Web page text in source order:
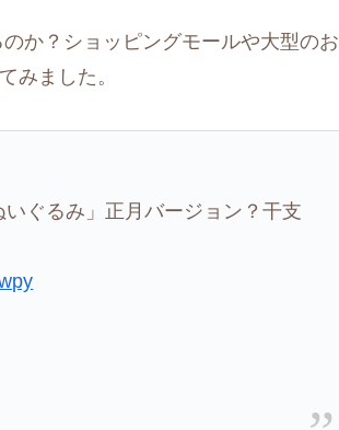
か？ショッピングモールや大型のお
みました。
いぐるみ」正月バージョン？干支